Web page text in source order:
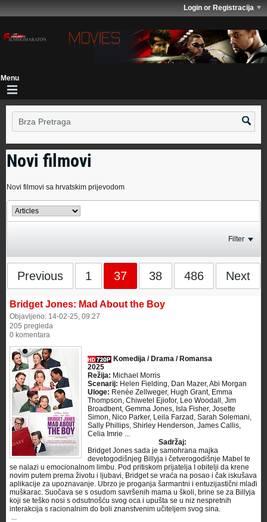
Login or Registracija
Novi filmovi
Novi filmovi sa hrvatskim prijevodom
Filter
Previous 1 37 38 486 Next
Bridget Jones: Mad About the Boy
Objavljeno: 14-02-25, 09:27
205 pregleda
0 komentara
Komedija / Drama / Romansa
2025
Režija: Michael Morris
Scenarij: Helen Fielding, Dan Mazer, Abi Morgan
Uloge: Renée Zellweger, Hugh Grant, Emma
Thompson, Chiwetel Ejiofor, Leo Woodall, Jim
Broadbent, Gemma Jones, Isla Fisher, Josette
Simon, Nico Parker, Leila Farzad, Sarah Solemani,
Sally Phillips, Shirley Henderson, James Callis,
Celia Imrie ...
Sadržaj:
Bridget Jones sada je samohrana majka
devetogodišnjeg Billyja i četverogodišnje Mabel te
se nalazi u emocionalnom limbu. Pod pritiskom prijatelja I obitelji da krene
novim putem prema životu i ljubavi, Bridget se vraća na posao i čak iskušava
aplikacije za upoznavanje. Ubrzo je proganja šarmantni i entuzijastični mlađi
muškarac. Suočava se s osudom savršenih mama u školi, brine se za Billyja
koji se teško nosi s odsutnošću svog oca i upušta se u niz nespretnih
interakcija s racionalnim do boli znanstvenim učiteljem svog sina.
​ ...